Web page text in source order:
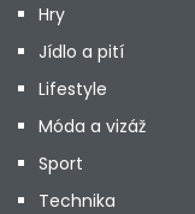
Hry
Jídlo a pití
Lifestyle
Móda a vizáž
Sport
Technika